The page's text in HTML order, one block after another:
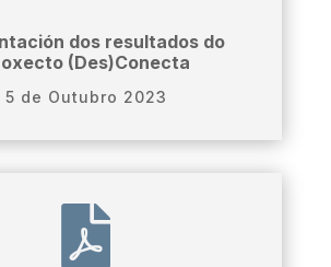
dos resultados do
(Des)Conecta
5 de Outubro 2023
